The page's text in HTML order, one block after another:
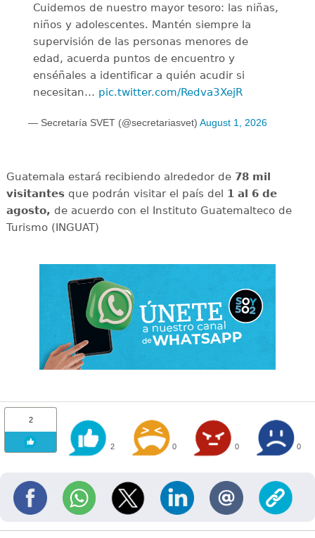
Cuidemos de nuestro mayor tesoro: las niñas,
niños y adolescentes. Mantén siempre la
supervisión de las personas menores de
edad, acuerda puntos de encuentro y
enséñales a identificar a quién acudir si
necesitan… pic.twitter.com/Redva3XejR
— Secretaría SVET (@secretariasvet) August 1, 2026
Guatemala estará recibiendo alrededor de78 mil
visitantesque podrán visitar el país del 1 al 6 de
agosto, de acuerdo con el Instituto Guatemalteco de
Turismo (INGUAT)
2
2 0 0 0